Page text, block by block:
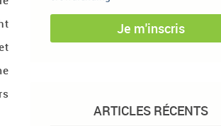
Je m'inscris
ARTICLES RÉCENTS